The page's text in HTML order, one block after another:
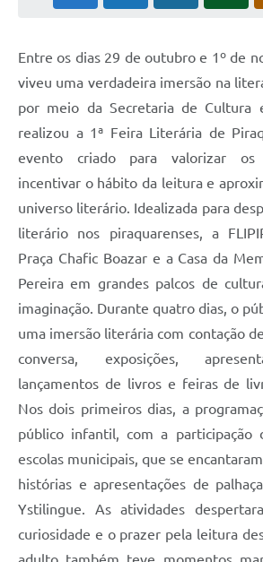
Entre os dias 29 de outubro e 1º de
viveu uma verdadeira imersão na
por meio da Secretaria de Cultura
realizou a 1ª Feira Literária de
evento criado para valorizar os
incentivar o hábito da leitura e
universo literário. Idealizada para
literário nos piraquarenses, a
Praça Chafic Boazar e a Casa da
Pereira em grandes palcos de
imaginação. Durante quatro dias, o
uma imersão literária com contação
conversa, exposições,
lançamentos de livros e feiras de
Nos dois primeiros dias, a
público infantil, com a participação
escolas municipais, que se
histórias e apresentações de
Ystilingue. As atividades
curiosidade e o prazer pela leitura